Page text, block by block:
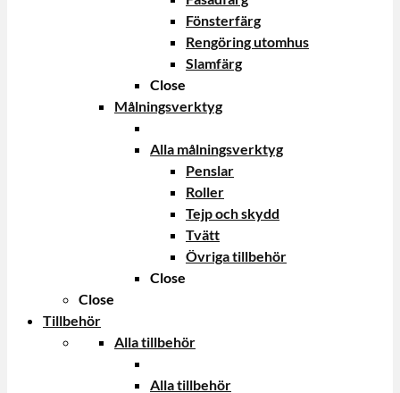
Fönsterfärg
Rengöring utomhus
Slamfärg
Close
Målningsverktyg
Alla målningsverktyg
Penslar
Roller
Tejp och skydd
Tvätt
Övriga tillbehör
Close
Close
Tillbehör
Alla tillbehör
Alla tillbehör